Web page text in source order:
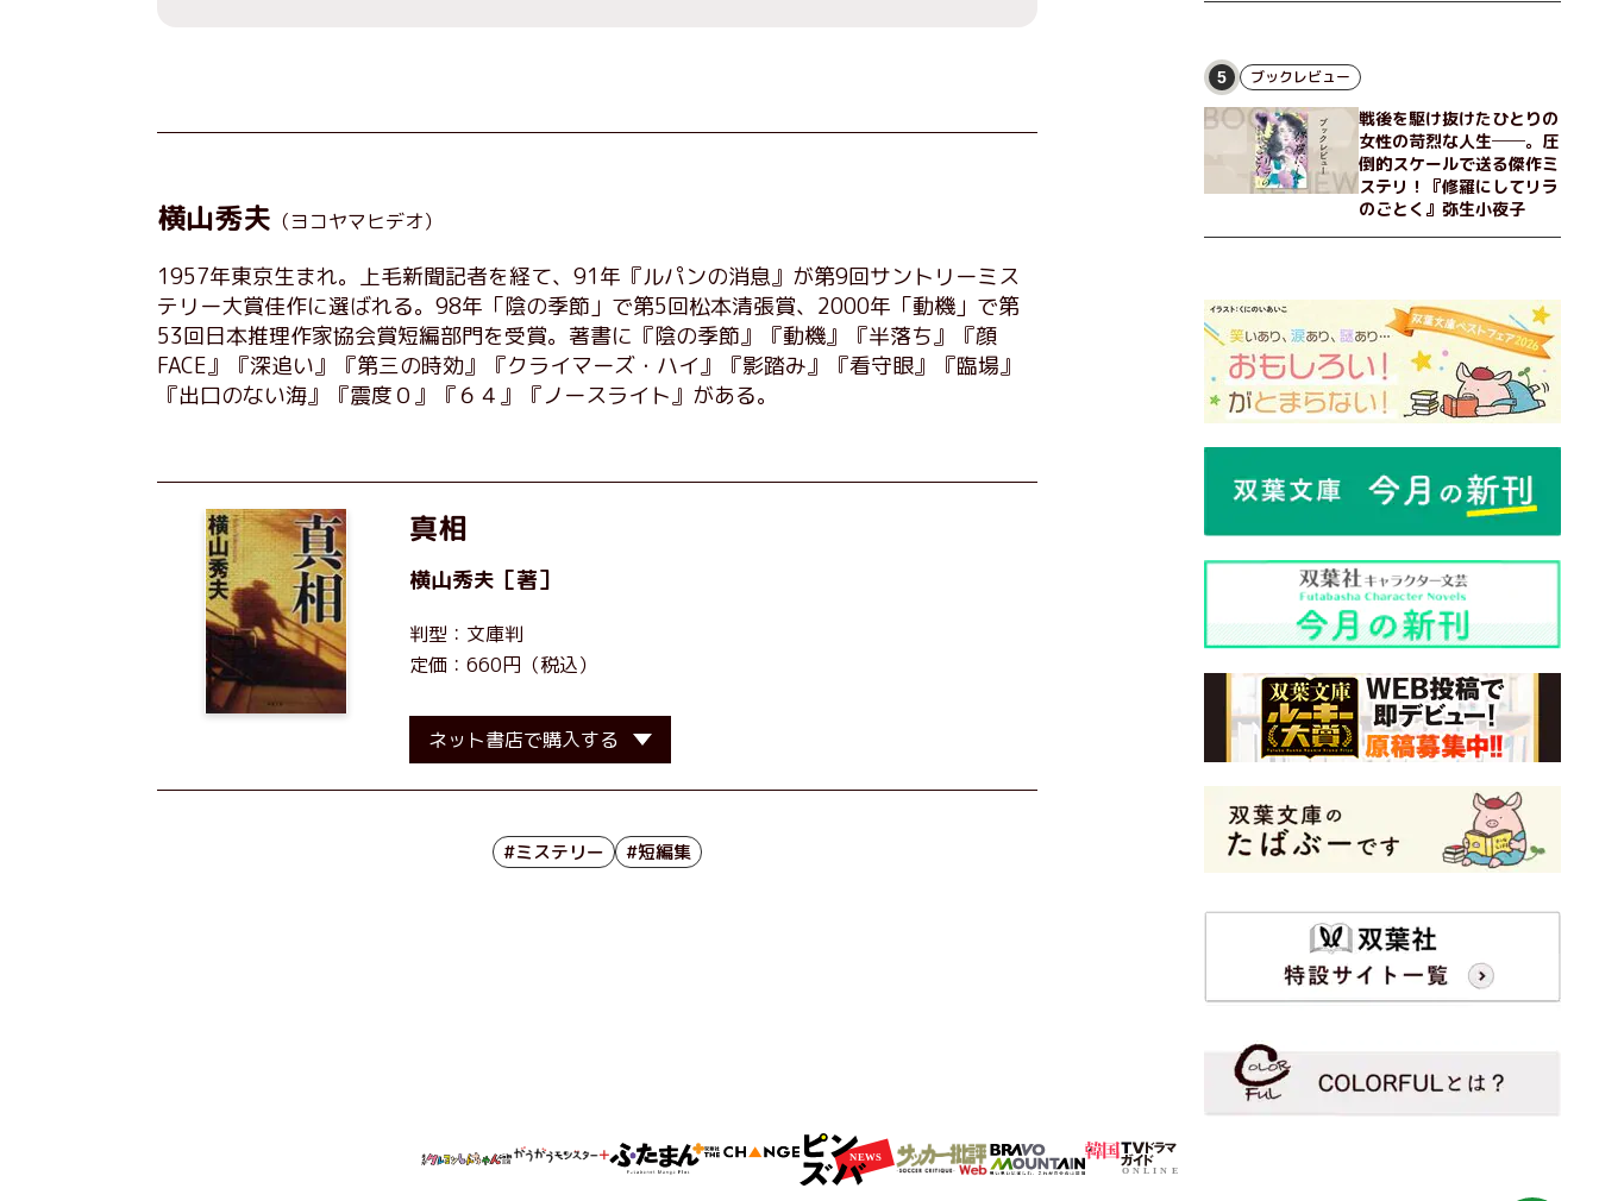
横山秀夫 （ヨコヤマヒデオ）
1957年東京生まれ。上毛新聞記者を経て、91年『ルパンの消息』が第9回サントリーミス
テリー大賞佳作に選ばれる。98年「陰の季節」で第5回松本清張賞、2000年「動機」で第
53回日本推理作家協会賞短編部門を受賞。著書に『陰の季節』『動機』『半落ち』『顔
FACE』『深追い』『第三の時効』『クライマーズ・ハイ』『影踏み』『看守眼』『臨場』
『出口のない海』『震度０』『６４』『ノースライト』がある。
真相
横山秀夫 ［著］
判型：文庫判
定価：660円（税込）
ネット書店で購入する
#ミステリー #短編集
5 ブックレビュー
戦後を駆け抜けたひとりの
女性の苛烈な人生──。圧
倒的スケールで送る傑作ミ
ステリ！『修羅にしてリラ
のごとく』弥生小夜子